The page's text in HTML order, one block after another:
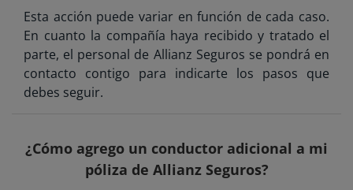
Esta acción puede variar en función de cada caso.
En cuanto la compañía haya recibido y tratado el
parte, el personal de Allianz Seguros se pondrá en
contacto contigo para indicarte los pasos que
debes seguir.
¿Cómo agrego un conductor adicional a mi
póliza de Allianz Seguros?